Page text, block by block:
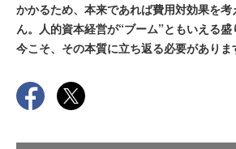
かかるため、本来であれば費用対効果を
ん。人的資本経営が“ブーム”ともいえる
今こそ、その本質に立ち返る必要がありま